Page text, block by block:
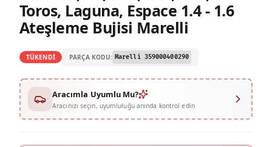
Toros, Laguna, Espace 1.4 - 1.6
Ateşleme Bujisi Marelli
TÜKENDİ PARÇA KODU: Marelli 359000400290
Aracımla Uyumlu Mu?
Aracınızı seçin, uyumluluğu anında kontrol edin